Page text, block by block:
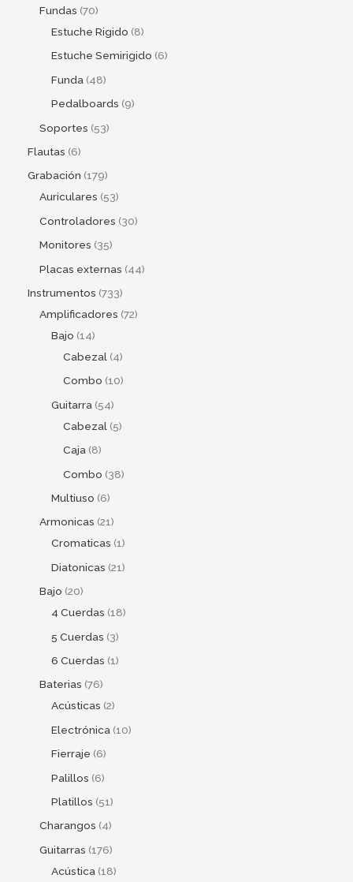
Fundas 70
Estuche Rigido 8
Estuche Semirigido 6
Funda 48
Pedalboards 9
Soportes 53
Flautas 6
Grabación 179
Auriculares 53
Controladores 30
Monitores 35
Placas externas 44
Instrumentos 733
Amplificadores 72
Bajo 14
Cabezal 4
Combo 10
Guitarra 54
Cabezal 5
Caja 8
Combo 38
Multiuso 6
Armonicas 21
Cromaticas 1
Diatonicas 21
Bajo 20
4 Cuerdas 18
5 Cuerdas 3
6 Cuerdas 1
Baterias 76
Acústicas 2
Electrónica 10
Fierraje 6
Palillos 6
Platillos 51
Charangos 4
Guitarras 176
Acústica 18